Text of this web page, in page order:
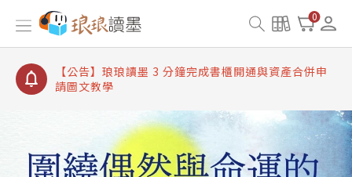
0
【公告】琅琅讀墨書櫃開通常見問題
【公告】琅琅讀墨 3 分鐘完成書櫃開通與資產合併申
【公告】琅琅書店服務升級重要說明及資產合併結果
查詢
【公告】琅琅讀墨數位閱讀資產合併與書櫃開通申請